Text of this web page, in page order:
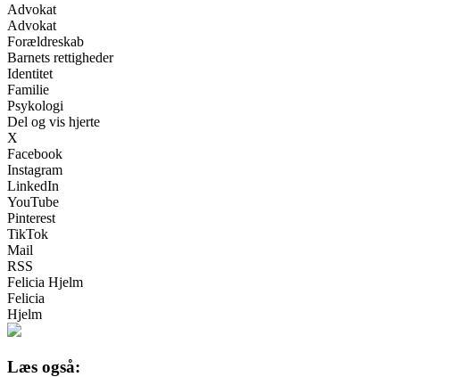
Advokat
Advokat
Forældreskab
Barnets rettigheder
Identitet
Familie
Psykologi
Del og vis hjerte
X
Facebook
Instagram
LinkedIn
YouTube
Pinterest
TikTok
Mail
RSS
Felicia Hjelm
Felicia
Hjelm
Læs også: